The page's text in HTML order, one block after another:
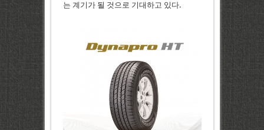
는 계기가 될 것으로 기대하고 있다.